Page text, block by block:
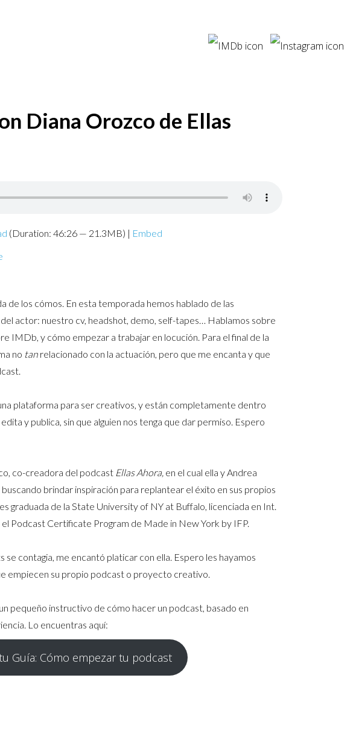
Diana Orozco de Ellas
(Duration: 46:26 — 21.3MB) | Embed
de los cómos. En esta temporada hemos hablado de las
actor: nuestro cv, headshot, demo, self-tapes… Hablamos sobre
IMDb, y cómo empezar a trabajar en locución. Para el final de la
no tan relacionado con la actuación, pero que me encanta y que
plataforma para ser creativos, y están completamente dentro
y publica, sin que alguien nos tenga que dar permiso. Espero
co-creadora del podcastEllas Ahora, en el cual ella y Andrea
brindar inspiración para replantear el éxito en sus propios
graduada de la State University of NY at Buffalo, licenciada en Int.
Podcast Certificate Program de Made in New York by IFP.
se contagia, me encantó platicar con ella. Espero les hayamos
empiecen su propio podcast o proyecto creativo.
pequeño instructivo de cómo hacer un podcast, basado en
Lo encuentras aquí:
Guía: Cómo empezar tu podcast